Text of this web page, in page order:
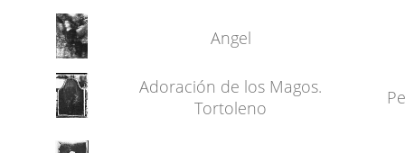
Angel
Adoración de los Magos.
Tortoleno